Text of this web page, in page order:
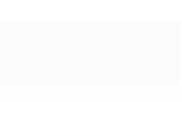
la depășirea perioadei dificile